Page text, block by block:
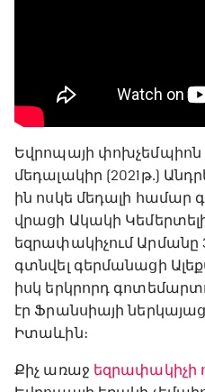
Եվրոպայի փոխչեմպիոն
մեդալակիր (2021թ․)
ին ոսկե մեդալի
վրացի Ակակի
եզրափակիչում Արմանը
գտնվել գերմանացի
իսկ երկրորդ
էր Ֆրանսիայի
Իտաևին։
Քիչ առաջ եզրափակիչի